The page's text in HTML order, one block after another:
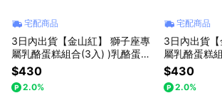
宅配商品
3日內出貨【金山紅】 獅子座專
屬乳酪蛋糕組合(3入) )乳酪蛋糕/
禮盒/星座限定
$430
2.0%
宅配商品
3日內出貨
屬乳酪蛋糕組合(3
禮盒/星座限定
$430
2.0%